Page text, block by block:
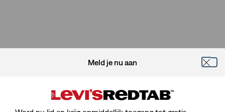
Meld je nu aan